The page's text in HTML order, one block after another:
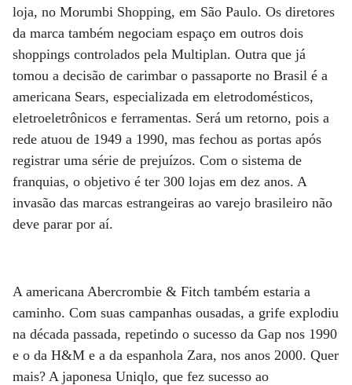
loja, no Morumbi Shopping, em São Paulo. Os diretores
da marca também negociam espaço em outros dois
shoppings controlados pela Multiplan. Outra que já
tomou a decisão de carimbar o passaporte no Brasil é a
americana Sears, especializada em eletrodomésticos,
eletroeletrônicos e ferramentas. Será um retorno, pois a
rede atuou de 1949 a 1990, mas fechou as portas após
registrar uma série de prejuízos. Com o sistema de
franquias, o objetivo é ter 300 lojas em dez anos. A
invasão das marcas estrangeiras ao varejo brasileiro não
deve parar por aí.
A americana Abercrombie & Fitch também estaria a
caminho. Com suas campanhas ousadas, a grife explodiu
na década passada, repetindo o sucesso da Gap nos 1990
e o da H&M e a da espanhola Zara, nos anos 2000. Quer
mais? A japonesa Uniqlo, que fez sucesso ao